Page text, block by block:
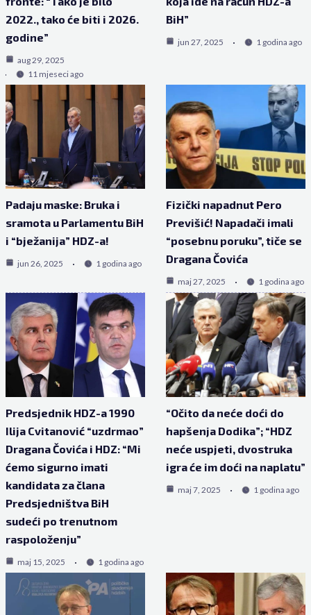
2022., tako će biti i 2026.
godine”
aug 29, 2025
11 mjeseci ago
BiH”
jun 27, 2025 1 godina ago
Padaju maske: Bruka i
sramota u Parlamentu BiH
i “bježanija” HDZ-a!
jun 26, 2025 1 godina ago
Fizički napadnut Pero
Previšić! Napadači imali
“posebnu poruku”, tiče se
Dragana Čovića
maj 27, 2025 1 godina ago
Predsjednik HDZ-a 1990
Ilija Cvitanović “uzdrmao”
Dragana Čovića i HDZ: “Mi
ćemo sigurno imati
kandidata za člana
Predsjedništva BiH
sudeći po trenutnom
raspoloženju”
maj 15, 2025 1 godina ago
“Očito da neće doći do
hapšenja Dodika”; “HDZ
neće uspjeti, dvostruka
igra će im doći na naplatu”
maj 7, 2025 1 godina ago